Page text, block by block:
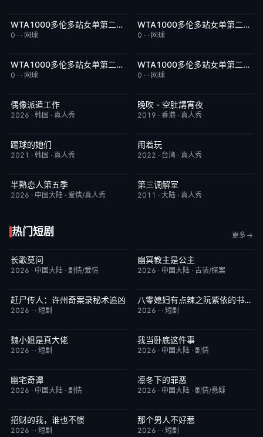
今日更新 7.0WTA1000多伦多站女单第二轮：陶森VS巴图科娃
0 · · 网球
今日更新 6.0WTA1000多伦多站女单第二轮：萨巴伦卡VS内岛萌夏
0 · · 网球
今日更新 5.0WTA1000多伦多站女单第二轮：科斯秋克VS谢博芙
0 · · 网球
今日更新 4.0WTA1000多伦多站女单第二轮：贝莱克VS斯瓦泰克
0 · · 网球
已完结
偶像派遣工作
2026 · 韩国 · 真人秀
更新至第334期
晚吹 - 空肚講宵夜
2019 · 香港 · 真人秀
昨日更新
踢球的她们
2021 · 韩国 · 真人秀
昨日更新
闹着玩
2022 · 台湾 · 真人秀
本周更新
半熟恋人第五季
2026 · 中国大陆 · 爱情/真人秀
昨日更新
第三调解室
2011 · 大陆 · 真人秀
热门短剧 更多
已完结
长歌莫问
2026 · 中国大陆 · 剧情/爱情
已完结
幽冥教主是公主
2026 · 中国大陆 · 古装/探案
完结 9.0
赶尸传人：许州奇案录秘术追凶
2026 · · 短剧
完结 5.0八零媳妇有点辣之阮紫依的书中梦
2026 · · 短剧
完结
魏小姐是真大佬
2026 · · 短剧
已完结
我当卧底这件事
2026 · 中国大陆 · 剧情
更新至第14集
幽宅奇谭
2026 · 中国大陆 · 剧情
更新至第16集
凛冬下的罪恶
2026 · 中国大陆 · 剧情/悬疑
完结
招财的我，谁也不惯
2026 · · 短剧
完结
那个男人不好惹
2026 · · 短剧